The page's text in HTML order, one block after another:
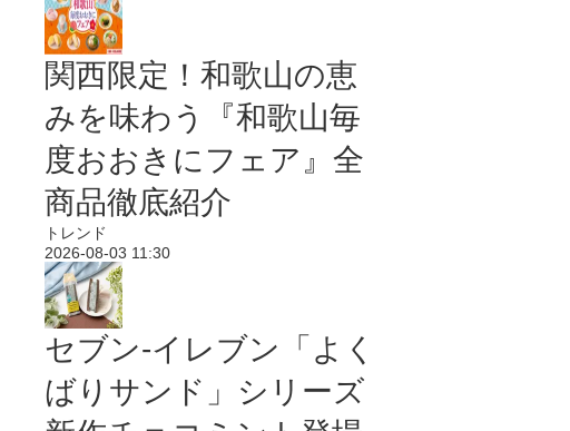
関西限定！和歌山の恵
みを味わう『和歌山毎
度おおきにフェア』全
商品徹底紹介
トレンド
2026-08-03 11:30
セブン‐イレブン「よく
ばりサンド」シリーズ